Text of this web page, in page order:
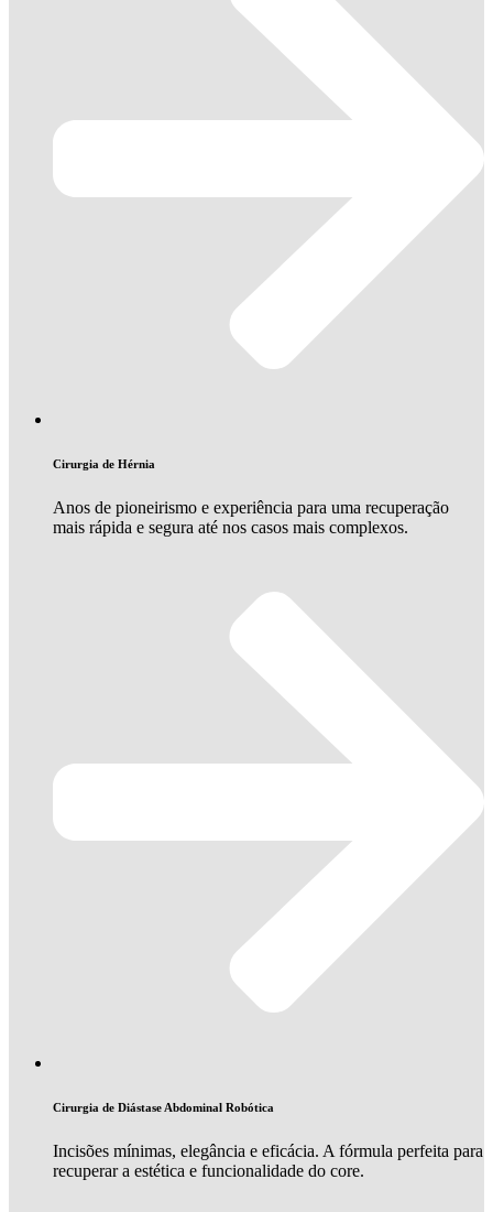
Cirurgia de Hérnia
Anos de pioneirismo e experiência para uma recuperação
mais rápida e segura até nos casos mais complexos.
Cirurgia de Diástase Abdominal Robótica
Incisões mínimas, elegância e eficácia. A fórmula perfeita para
recuperar a estética e funcionalidade do core.